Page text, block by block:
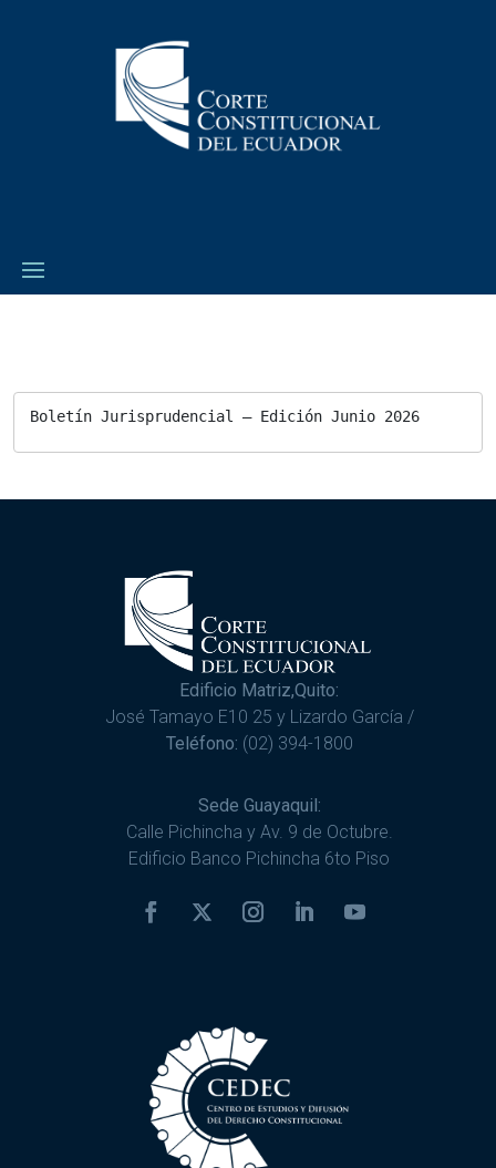
Boletín Jurisprudencial – Edición Junio 2026
Edificio Matriz,Quito:
José Tamayo E10 25 y Lizardo García /
Teléfono: (02) 394-1800
Sede Guayaquil:
Calle Pichincha y Av. 9 de Octubre.
Edificio Banco Pichincha 6to Piso